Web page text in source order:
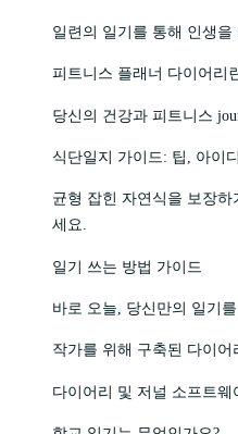
일련의 일기를 통해 인생을
피트니스 플래너 다이어리
당신의 건강과 피트니스
식단일지 가이드: 팁, 아이
균형 잡힌 자연식을 보장
세요.
일기 쓰는 방법 가이드
바로 오늘, 당신만의 일기
작가를 위해 구축된 다이
다이어리 및 저널 소프트